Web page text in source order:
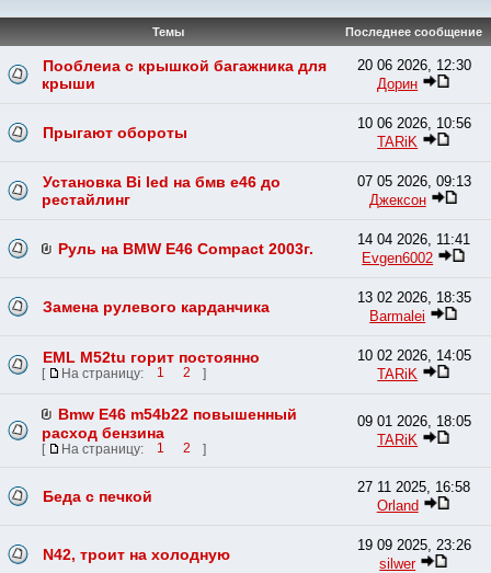
Темы Последнее сообщение
Пооблеиа с крышкой багажника для
крыши
20 06 2026, 12:30
Дорин
Прыгают обороты
10 06 2026, 10:56
TARiK
Установка Bi led на бмв е46 до
рестайлинг
07 05 2026, 09:13
Джексон
Руль на BMW E46 Compact 2003г.
14 04 2026, 11:41
Evgen6002
Замена рулевого карданчика
13 02 2026, 18:35
Barmalei
EML M52tu горит постоянно
[ На страницу: 1 2 ]
10 02 2026, 14:05
TARiK
Bmw E46 m54b22 повышенный
расход бензина
[ На страницу: 1 2 ]
09 01 2026, 18:05
TARiK
Беда с печкой
27 11 2025, 16:58
Orland
N42, троит на холодную
19 09 2025, 23:26
silwer